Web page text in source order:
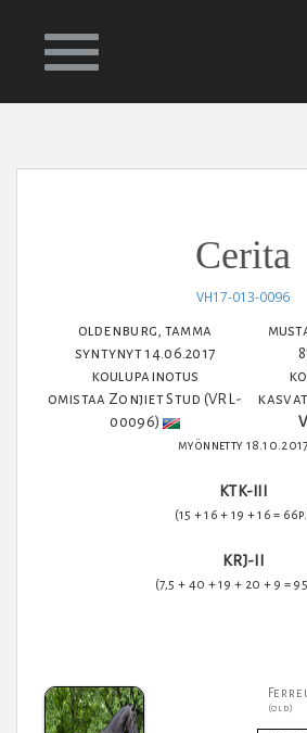
HEVOSET
KILPAHEVOSET
VARSAT & NUORET
Cerita
VH17-013-0096
oldenburg, tamma
syntynyt 14.06.2017
koulupainotus
omistaa Zonjiet Stud (VRL-
00096)
myönnetty 18.10.2017
KTK-III
(15 + 16 + 19 + 16 =
KRJ-II
(7,5 + 40 + 19 + 20 + 9 =
(old)